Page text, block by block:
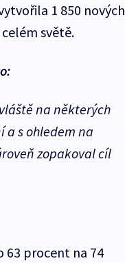
1 850 nových
světě.
na některých
a s ohledem na
zopakoval cíl
63 procent na 74